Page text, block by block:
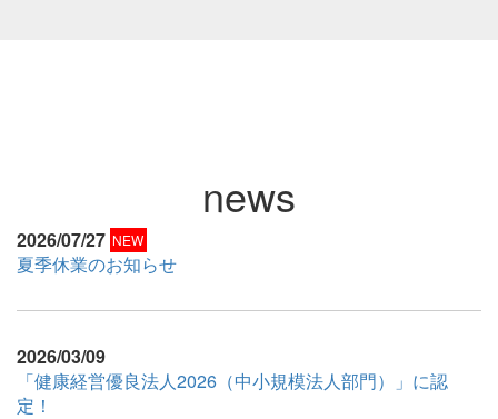
news
2026/07/27 NEW
夏季休業のお知らせ
2026/03/09
「健康経営優良法人2026（中小規模法人部門）」に認
定！